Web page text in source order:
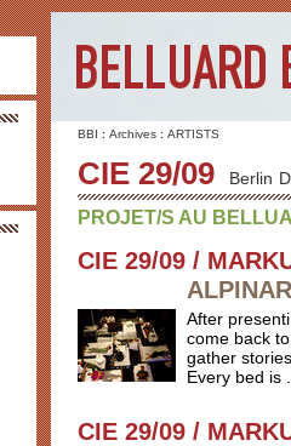
BBI : Archives : ARTISTS
CIE 29/09 Berlin
PROJET/S AU
CIE 29/09 /
After
come back
gather
Every bed is
CIE 29/09 /